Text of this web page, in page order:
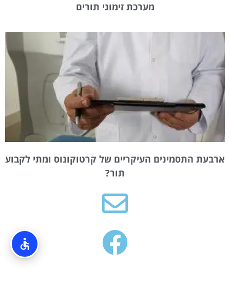
מערכת זימוני תורים
ארבעת התסמינים העיקריים של קרטוקונוס ומתי לקבוע
תור?